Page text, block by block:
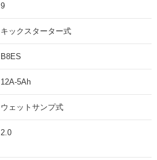
9
キックスターター式
B8ES
12A-5Ah
ウェットサンプ式
2.0